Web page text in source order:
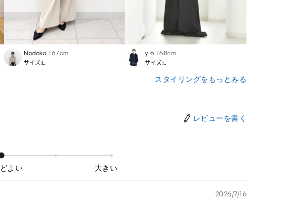
Nodoka 167cm
サイズ:L
y_o 168cm
サイズ:L
スタイリングをもっとみる
レビューを書く
よい 大きい
2026/7/16